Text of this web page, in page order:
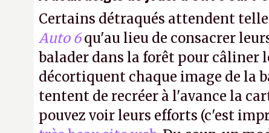
Certains détraqués attendent
Auto 6qu'au lieu de consacrer
balader dans la forêt pour câliner
décortiquent chaque image de la
tentent de recréer à l'avance la
pouvez voir leurs efforts (c'est